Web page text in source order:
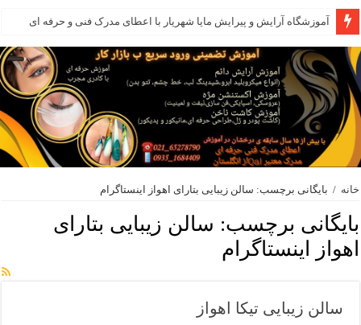
آموزشگاه آرایش و پیرایش مایا شهریار با اعطای مدرک فنی و حرفه ای
خانه / بایگانی برچسب: سالن زیبایی بتارای اهواز اینستاگرام
بایگانی برچسب: سالن زیبایی بتارای
اهواز اینستاگرام
سالن زیبایی تیکا اهواز